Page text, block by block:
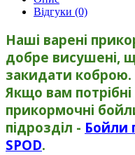
Відгуки (0)
Наші варені
добре висушені,
закидати коброю.
Якщо вам
прикормочні
підрозділ - Бойли
SPOD.